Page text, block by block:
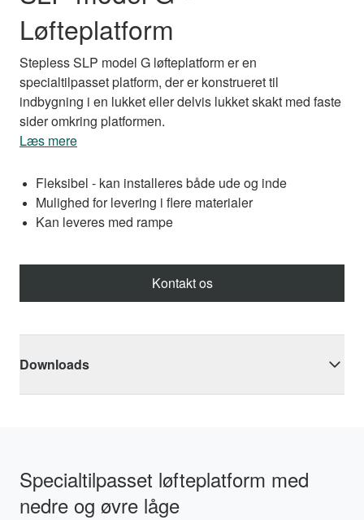
Løfteplatform
Stepless SLP model G løfteplatform er en
specialtilpasset platform, der er konstrueret til
indbygning i en lukket eller delvis lukket skakt med faste
sider omkring platformen.
Læs mere
Fleksibel - kan installeres både ude og inde
Mulighed for levering i flere materialer
Kan leveres med rampe
Kontakt os
Downloads
Specialtilpasset løfteplatform med
nedre og øvre låge